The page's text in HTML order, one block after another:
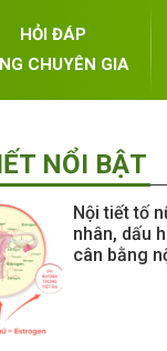
HỎI ĐÁP
CHUYÊN GIA
NỔI BẬT
Nội tiết tố
nhân, dấu
cân bằng